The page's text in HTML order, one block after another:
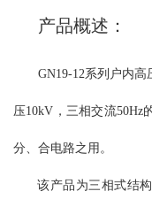
接地型又分动触头侧接
定电流从400A-4000A。
型、大爬距）； b、周
平均值不超过＋35℃；
平均值不超过2.2kPa；月
雾、腐蚀性和可燃性等
产品概述：
GN19-12系列户内
压10kV，三相交流50Hz
分、合电路之用。
该产品为三相式结构